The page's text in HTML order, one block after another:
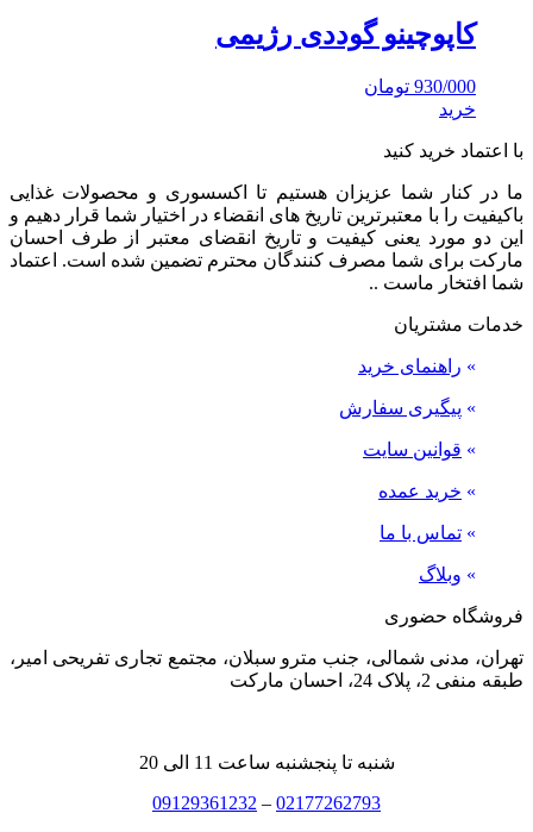
کاپوچینو گوددی رژیمی
930/000 تومان
خرید
با اعتماد خرید کنید
ما در کنار شما عزیزان هستیم تا اکسسوری و محصولات غذایی
باکیفیت را با معتبرترین تاریخ های انقضاء در اختیار شما قرار دهیم و
این دو مورد یعنی کیفیت و تاریخ انقضای معتبر از طرف احسان
مارکت برای شما مصرف کنندگان محترم تضمین شده است. اعتماد
شما افتخار ماست ..
خدمات مشتریان
» راهنمای خرید
» پیگیری سفارش
» قوانین سایت
» خرید عمده
» تماس با ما
» وبلاگ
فروشگاه حضوری
تهران، مدنی شمالی، جنب مترو سبلان، مجتمع تجاری تفریحی امیر،
طبقه منفی 2، پلاک 24، احسان مارکت
شنبه تا پنجشنبه ساعت 11 الی 20
02177262793
–
09129361232